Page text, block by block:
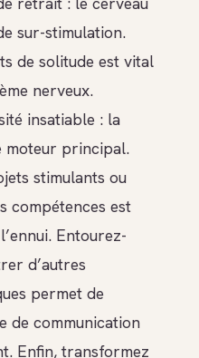
sur-stimulation.
de solitude est vital
nerveux.
insatiable : la
moteur principal.
stimulants ou
compétences est
Entourez-
d’autres
permet de
de communication
Enfin, transformez